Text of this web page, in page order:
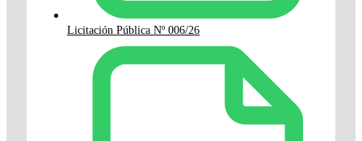
Licitación Pública Nº 006/26